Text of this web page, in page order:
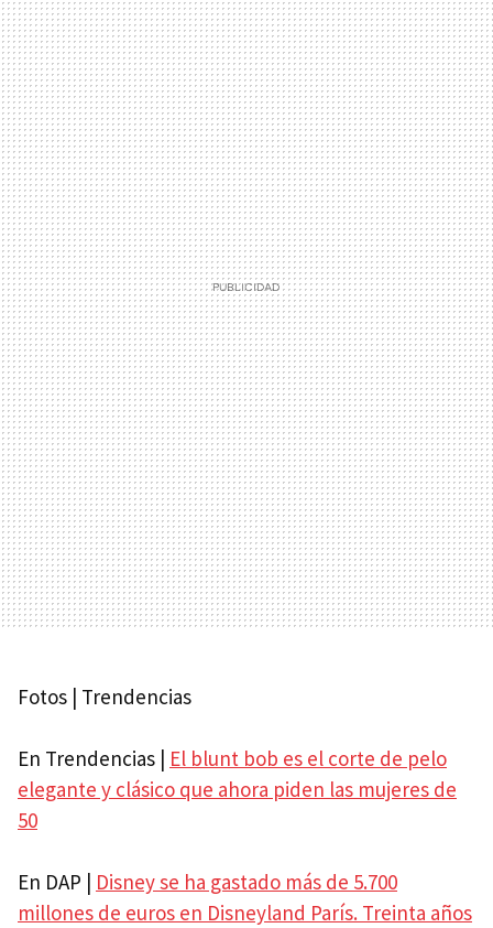
Fotos | Trendencias
En Trendencias | El blunt bob es el corte de pelo
elegante y clásico que ahora piden las mujeres de
50
En DAP | Disney se ha gastado más de 5.700
millones de euros en Disneyland París. Treinta años